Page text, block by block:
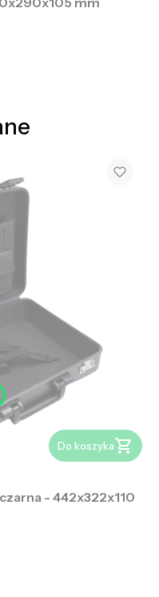
Do koszyka
- 442x322x110